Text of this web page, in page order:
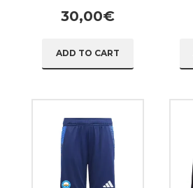
30,00€
ADD TO CART